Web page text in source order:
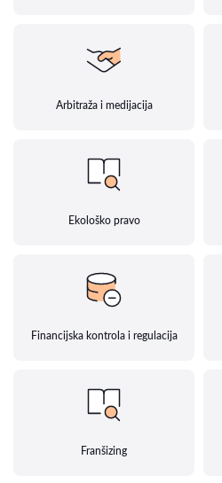
Arbitraža i medijacija
Ekološko pravo
Financijska kontrola i regulacija
Franšizing